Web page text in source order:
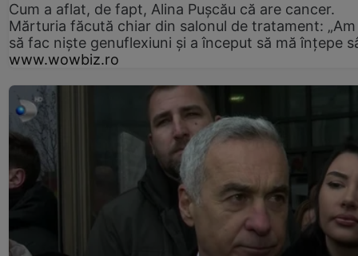
Cum a aflat, de fapt, Alina Pușcău că are cancer.
Mărturia făcută chiar din salonul de tratament:
să fac niște genuflexiuni și a început să mă înțepe
www.wowbiz.ro